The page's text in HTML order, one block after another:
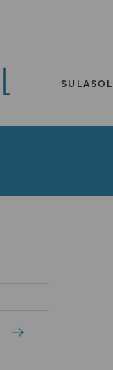
SULASOL